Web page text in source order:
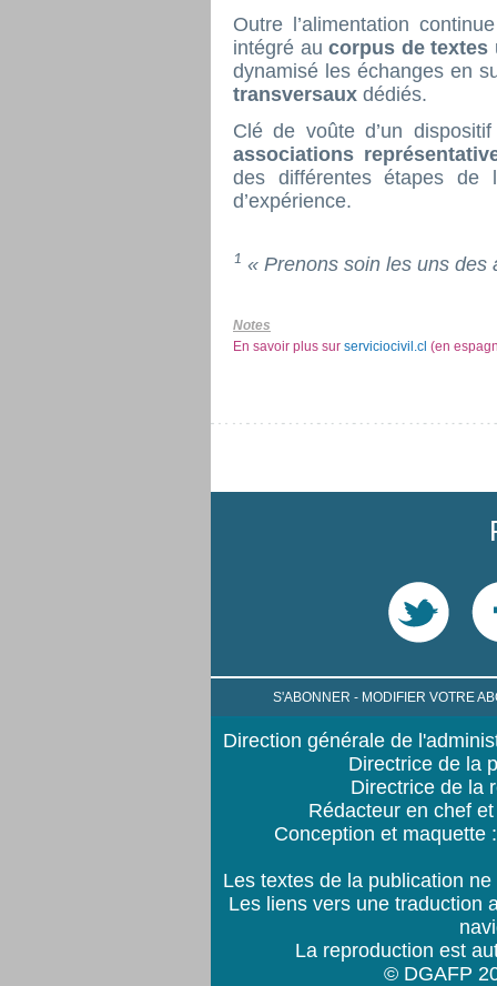
Outre l’alimentation
intégré au corpus de textes
dynamisé les échanges en
transversaux dédiés.
Clé de voûte d’un
associations
des différentes étapes de
d’expérience.
1 « Prenons soin les uns des
Notes
En savoir plus sur serviciocivil.cl (en
S'ABONNER - MODIFIER VOTRE
Direction générale de
Directrice de la
Directrice de la
Rédacteur en chef
Conception et maquette
Les textes de la publication
Les liens vers une traduction
La reproduction est
© DGAFP